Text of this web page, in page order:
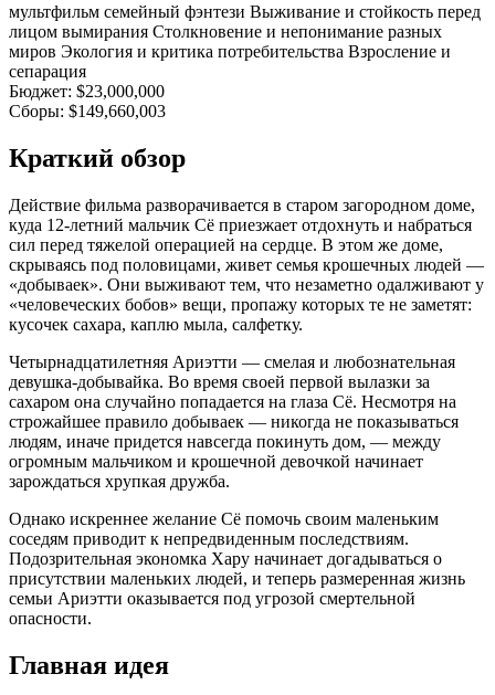
мультфильм семейный фэнтези Выживание и стойкость перед
лицом вымирания Столкновение и непонимание разных
миров Экология и критика потребительства Взросление и
сепарация
Бюджет: $23,000,000
Сборы: $149,660,003
Краткий обзор
Действие фильма разворачивается в старом загородном доме,
куда 12-летний мальчик Сё приезжает отдохнуть и набраться
сил перед тяжелой операцией на сердце. В этом же доме,
скрываясь под половицами, живет семья крошечных людей —
«добываек». Они выживают тем, что незаметно одалживают у
«человеческих бобов» вещи, пропажу которых те не заметят:
кусочек сахара, каплю мыла, салфетку.
Четырнадцатилетняя Ариэтти — смелая и любознательная
девушка-добывайка. Во время своей первой вылазки за
сахаром она случайно попадается на глаза Сё. Несмотря на
строжайшее правило добываек — никогда не показываться
людям, иначе придется навсегда покинуть дом, — между
огромным мальчиком и крошечной девочкой начинает
зарождаться хрупкая дружба.
Однако искреннее желание Сё помочь своим маленьким
соседям приводит к непредвиденным последствиям.
Подозрительная экономка Хару начинает догадываться о
присутствии маленьких людей, и теперь размеренная жизнь
семьи Ариэтти оказывается под угрозой смертельной
опасности.
Главная идея